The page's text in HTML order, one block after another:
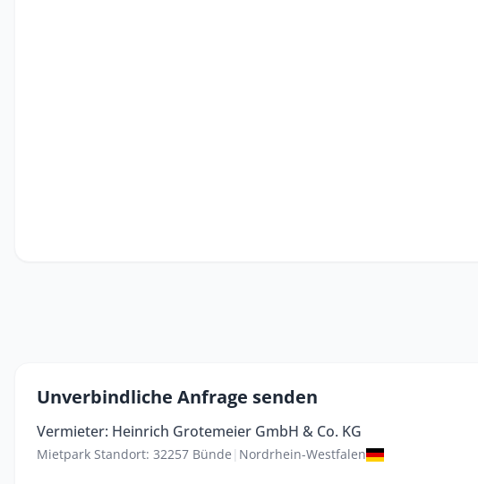
Unverbindliche Anfrage senden
Vermieter: Heinrich Grotemeier GmbH & Co. KG
Mietpark Standort: 32257 Bünde | Nordrhein-Westfalen